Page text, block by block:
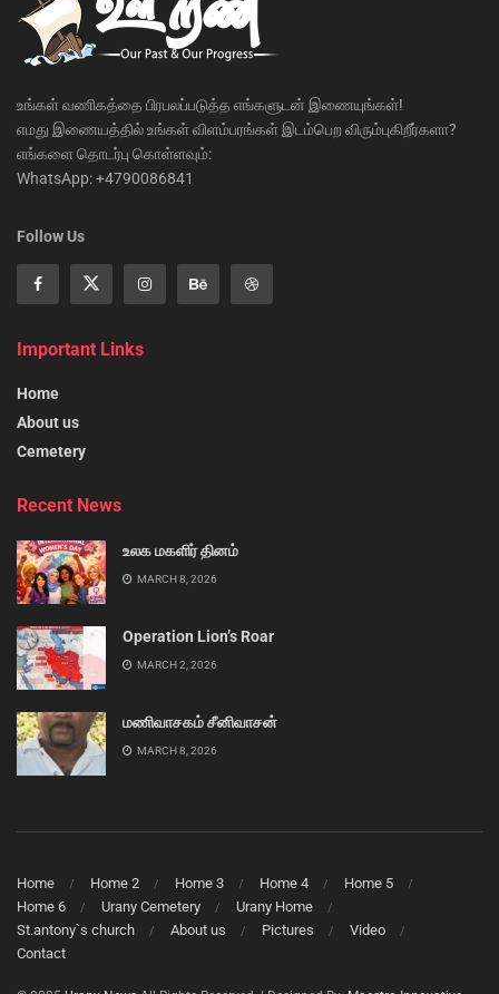
உங்கள் வணிகத்தை பிரபலப்படுத்த எங்களுடன் இணையுங்கள்!
எமது இணையத்தில் உங்கள் விளம்பரங்கள் இடம்பெற விரும்புகிறீர்களா?
எங்களை தொடர்பு கொள்ளவும்:
WhatsApp: +4790086841
Follow Us
Important Links
Home
About us
Cemetery
Recent News
உலக மகளிர் தினம்
MARCH 8, 2026
Operation Lion’s Roar
MARCH 2, 2026
மணிவாசகம் சீனிவாசன்
MARCH 8, 2026
Home Home 2 Home 3 Home 4
Home 5
Home 6
Urany Cemetery
Urany Home
St.antony`s church
About us Pictures
Video
Contact